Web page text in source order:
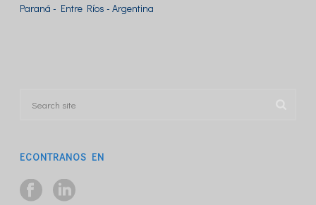
Paraná - Entre Ríos - Argentina
ECONTRANOS EN